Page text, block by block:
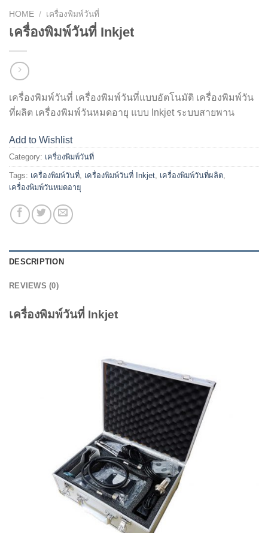
HOME / เครื่องพิมพ์วันที่
เครื่องพิมพ์วันที่ Inkjet
เครื่องพิมพ์วันที่ เครื่องพิมพ์วันที่แบบอัตโนมัติ เครื่องพิมพ์วัน
ที่ผลิต เครื่องพิมพ์วันหมดอายุ แบบ Inkjet ระบบสายพาน
Add to Wishlist
Category: เครื่องพิมพ์วันที่
Tags: เครื่องพิมพ์วันที่, เครื่องพิมพ์วันที่ Inkjet, เครื่องพิมพ์วันที่ผลิต,
เครื่องพิมพ์วันหมดอายุ
DESCRIPTION
REVIEWS (0)
เครื่องพิมพ์วันที่ Inkjet